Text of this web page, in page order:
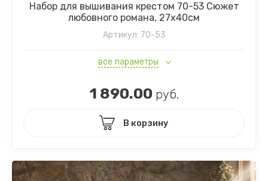
Набор для вышивания крестом 70-53 Сюжет
любовного романа, 27х40см
Артикул: 70-53
все параметры
1 890.00 руб.
В корзину